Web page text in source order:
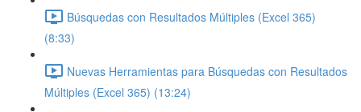
Búsquedas con Resultados Múltiples (Excel 365)
(8:33)
Nuevas Herramientas para Búsquedas con Resultados
Múltiples (Excel 365) (13:24)